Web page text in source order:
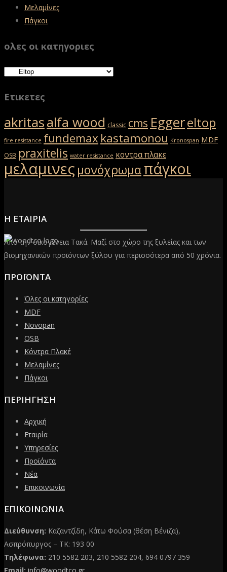
Μελαμίνες
Πάγκοι
ολες οι κατηγοριες
Ετικετες
akritasalfa wood classic cms Eggereltop
fire resistance fundemax kastamonou Kronospan MDF
OSB praxitelis water resistance κοντρα πλακε
μελαμινες μονόχρωμαπάγκοι
Η ΕΤΑΙΡΙΑ
Από την οικογένεια Τακά. Μαζί στο χώρο της ξυλείας και των
βιομηχανικών προϊόντων ξύλου για περισσότερα από 50 χρόνια.
ΠΡΟΪΟΝΤΑ
Όλες οι κατηγορίες
MDF
Novopan
OSB
Κόντρα Πλακέ
Μελαμίνες
Πάγκοι
ΠΕΡΙΗΓΗΣΗ
Αρχική
Εταιρία
Υπηρεσίες
Προϊόντα
Νέα
Επικοινωνία
ΕΠΙΚΟΙΝΩΝΙΑ
Διεύθυνση: Καζαντζίδη, Κάτω Φούσα (θέση Βένιζα),
Ασπρόπυργος – ΤΚ: 193 00
Τηλέφωνα: 210 5582 203, 210 5582 204, 694 0797 359